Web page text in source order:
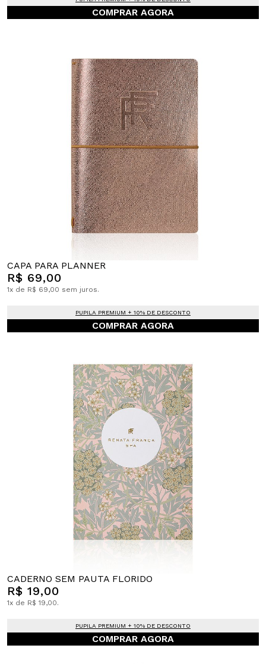
COMPRAR AGORA
CAPA PARA PLANNER
R$ 69,00
1x de R$ 69,00 sem juros.
PUPILA PREMIUM + 10% DE DESCONTO
COMPRAR AGORA
CADERNO SEM PAUTA FLORIDO
R$ 19,00
1x de R$ 19,00.
PUPILA PREMIUM + 10% DE DESCONTO
COMPRAR AGORA